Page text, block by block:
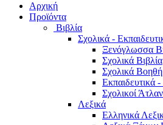
Αρχική
Προϊόντα
Βιβλία
Σχολικά -
Ξενόγλωσσα
Σχολικά Βιβλία
Σχολικά
Εκπαιδευτικά
Σχολικοί
Λεξικά
Ελληνικά